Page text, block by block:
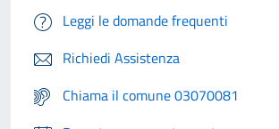
Leggi le domande frequenti
Richiedi Assistenza
Chiama il comune 03070081